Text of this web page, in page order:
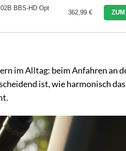
BBS-HD Opt
362,99 €
im Alltag: beim Anfahren an
ist, wie harmonisch